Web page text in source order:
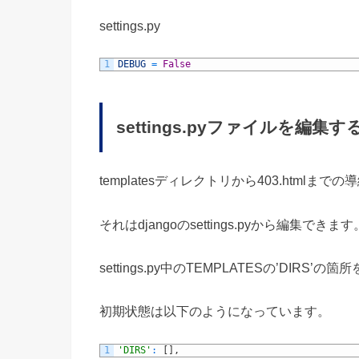
settings.py
1 DEBUG = False
settings.pyファイルを編集す
templatesディレクトリから403.htmlまでの
それはdjangoのsettings.pyから編集できます
settings.py中のTEMPLATESの’DIRS’の箇所
初期状態は以下のようになっています。
1 'DIRS' : [ ] ,